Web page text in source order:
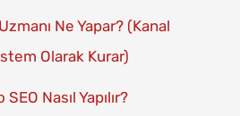
Ne Yapar? (Kanal
Olarak Kurar)
Nasıl Yapılır?